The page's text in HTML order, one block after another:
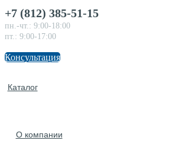
Каталог
О компании
+7 (812) 385-51-15
пн.-чт.: 9:00-18:00
пт.: 9:00-17:00
Консультация